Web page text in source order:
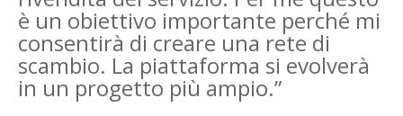
è un obiettivo importante perché mi
consentirà di creare una rete di
scambio. La piattaforma si evolverà
in un progetto più ampio.”